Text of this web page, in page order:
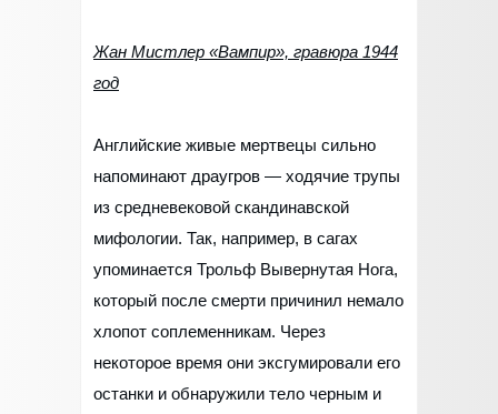
Жан Мистлер «Вампир», гравюра 1944
год
Английские живые мертвецы сильно
напоминают драугров — ходячие трупы
из средневековой скандинавской
мифологии. Так, например, в сагах
упоминается Трольф Вывернутая Нога,
который после смерти причинил немало
хлопот соплеменникам. Через
некоторое время они эксгумировали его
останки и обнаружили тело черным и